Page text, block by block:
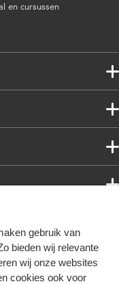
gebruik van
bieden wij relevante
wij onze websites
cookies ook voor
en cursussen